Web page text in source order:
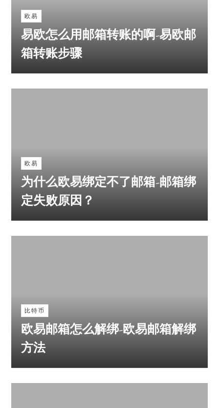
欧易
易欧怎么用邮箱转账的啊-易欧邮
箱转账步骤
欧易
为什么欧易绑定不了邮箱-邮箱绑
定失败原因？
比特币
欧易邮箱怎么解绑-欧易邮箱解绑
方法